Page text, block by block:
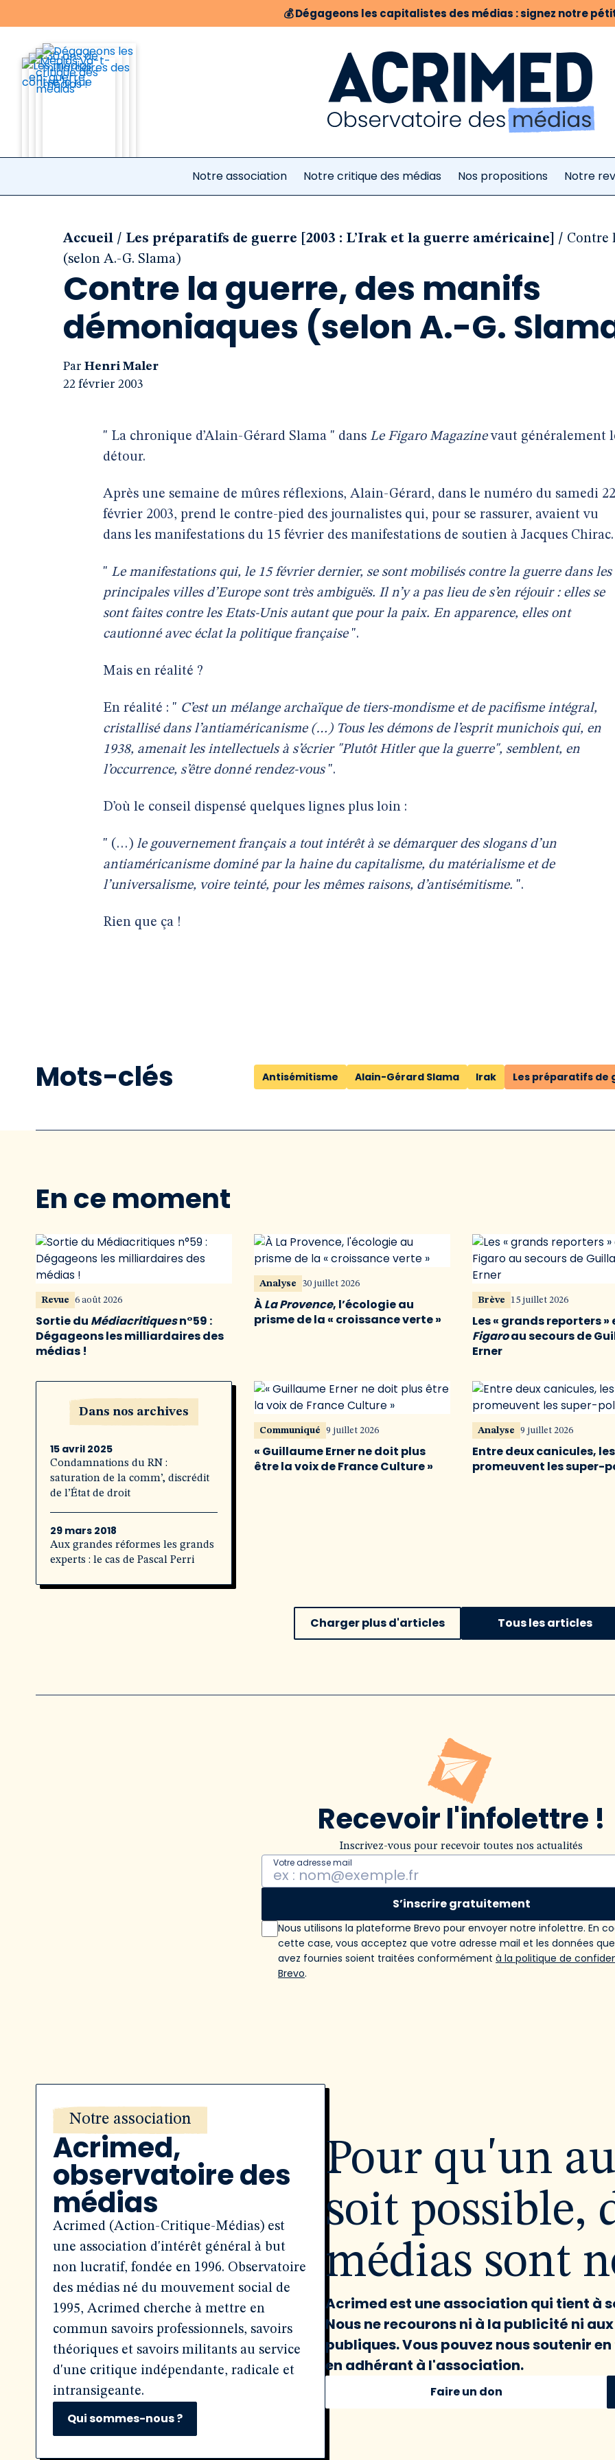
💰Dégageons les capitalistes des médias : signez notre
Notre association Notre critique des médias Nos propositions Notre
Accueil / Les préparatifs de guerre [2003 : L’Irak et la guerre américaine] / Contre
(selon A.-G. Slama)
Contre la guerre, des manifs
démoniaques (selon A.-G.
Par Henri Maler
22 février 2003
" La chronique d’Alain-Gérard Slama " dans Le Figaro Magazinevaut généralement
détour.
Après une semaine de mûres réflexions, Alain-Gérard, dans le numéro du samedi 22
février 2003, prend le contre-pied des journalistes qui, pour se rassurer, avaient vu
dans les manifestations du 15 février des manifestations de soutien à Jacques Chirac.
" Le manifestations qui, le 15 février dernier, se sont mobilisés contre la guerre dans les
principales villes d’Europe sont très ambiguës. Il n’y a pas lieu de s’en réjouir : elles se
sont faites contre les Etats-Unis autant que pour la paix. En apparence, elles ont
cautionné avec éclat la politique française".
Mais en réalité ?
En réalité : " C’est un mélange archaïque de tiers-mondisme et de pacifisme intégral,
cristallisé dans l’antiaméricanisme (…) Tous les démons de l’esprit munichois qui, en
1938, amenait les intellectuels à s’écrier "Plutôt Hitler que la guerre", semblent, en
l’occurrence, s’être donné rendez-vous ".
D’où le conseil dispensé quelques lignes plus loin :
" (…) le gouvernement français a tout intérêt à se démarquer des slogans d’un
antiaméricanisme dominé par la haine du capitalisme, du matérialisme et de
l’universalisme, voire teinté, pour les mêmes raisons, d’antisémitisme. ".
Rien que ça !
Mots-clés Antisémitisme Alain-Gérard Slama Irak Les préparatifs de
En ce moment
Revue 6 août 2026
Sortie du Médiacritiquesn°59 :
Dégageons les milliardaires des
médias !
Analyse 30 juillet 2026
ÀLa Provence, l’écologie au
prisme de la « croissance verte »
Brève 15 juillet 2026
Les « grands reporters »
Figaroau secours de
Erner
Dans nos archives
15 avril 2025
Condamnations du RN :
saturation de la comm’, discrédit
de l’État de droit
29 mars 2018
Aux grandes réformes les grands
experts : le cas de Pascal Perri
Communiqué 9 juillet 2026
« Guillaume Erner ne doit plus
être la voix de France Culture »
Analyse 9 juillet 2026
Entre deux canicules,
promeuvent les super-
Charger plus d'articles Tous les articles
Recevoir l'infolettre !
Inscrivez-vous pour recevoir toutes nos actualités
Votre adresse mail
S’inscrire gratuitement
Nous utilisons la plateforme Brevo pour envoyer notre infolettre. En
cette case, vous acceptez que votre adresse mail et les données
avez fournies soient traitées conformément à la politique de
Brevo.
Notre association
Acrimed,
observatoire des
médias
Acrimed (Action-Critique-Médias) est
une association d'intérêt général à but
non lucratif, fondée en 1996. Observatoire
des médias né du mouvement social de
1995, Acrimed cherche à mettre en
commun savoirs professionnels, savoirs
théoriques et savoirs militants au service
d'une critique indépendante, radicale et
intransigeante.
Qui sommes-nous ?
Pour qu'un
soit possible,
médias sont
Acrimed est une association qui tient à
Nous ne recourons ni à la publicité ni
publiques. Vous pouvez nous soutenir
en adhérant à l'association.
Faire un don